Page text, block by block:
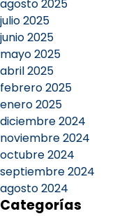
agosto 2025
julio 2025
junio 2025
mayo 2025
abril 2025
febrero 2025
enero 2025
diciembre 2024
noviembre 2024
octubre 2024
septiembre 2024
agosto 2024
Categorías